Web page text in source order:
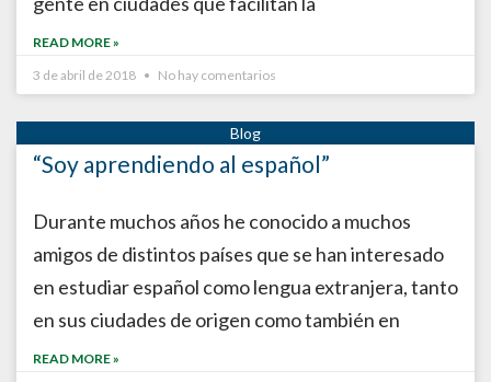
READ MORE »
3 de abril de 2018
No hay comentarios
“Soy aprendiendo al español”
Durante muchos años he conocido a muchos
amigos de distintos países que se han interesado
en estudiar español como lengua extranjera, tanto
en sus ciudades de origen como también en
READ MORE »